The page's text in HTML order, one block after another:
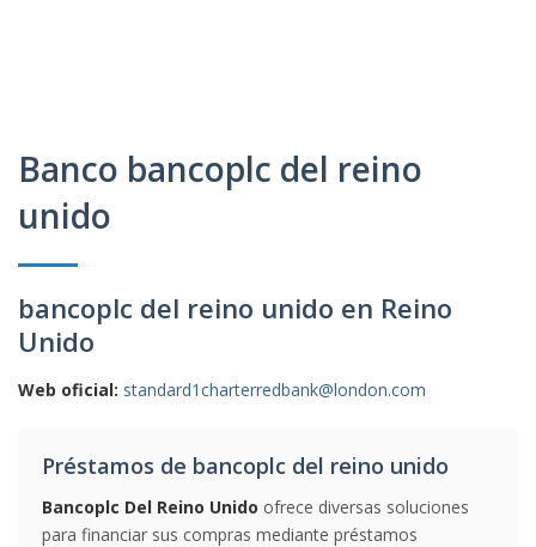
Banco bancoplc del reino
unido
bancoplc del reino unido en Reino
Unido
Web oficial: standard1charterredbank@london.com
Préstamos de bancoplc del reino unido
Bancoplc Del Reino Unido ofrece diversas soluciones
para financiar sus compras mediante préstamos